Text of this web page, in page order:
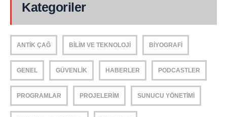
Kategoriler
ANTIK ÇAĞ BILIM VE TEKNOLOJI BIYOGRAFI
GENEL GÜVENLIK HABERLER PODCASTLER
PROGRAMLAR PROJELERIM SUNUCU YÖNETIMI